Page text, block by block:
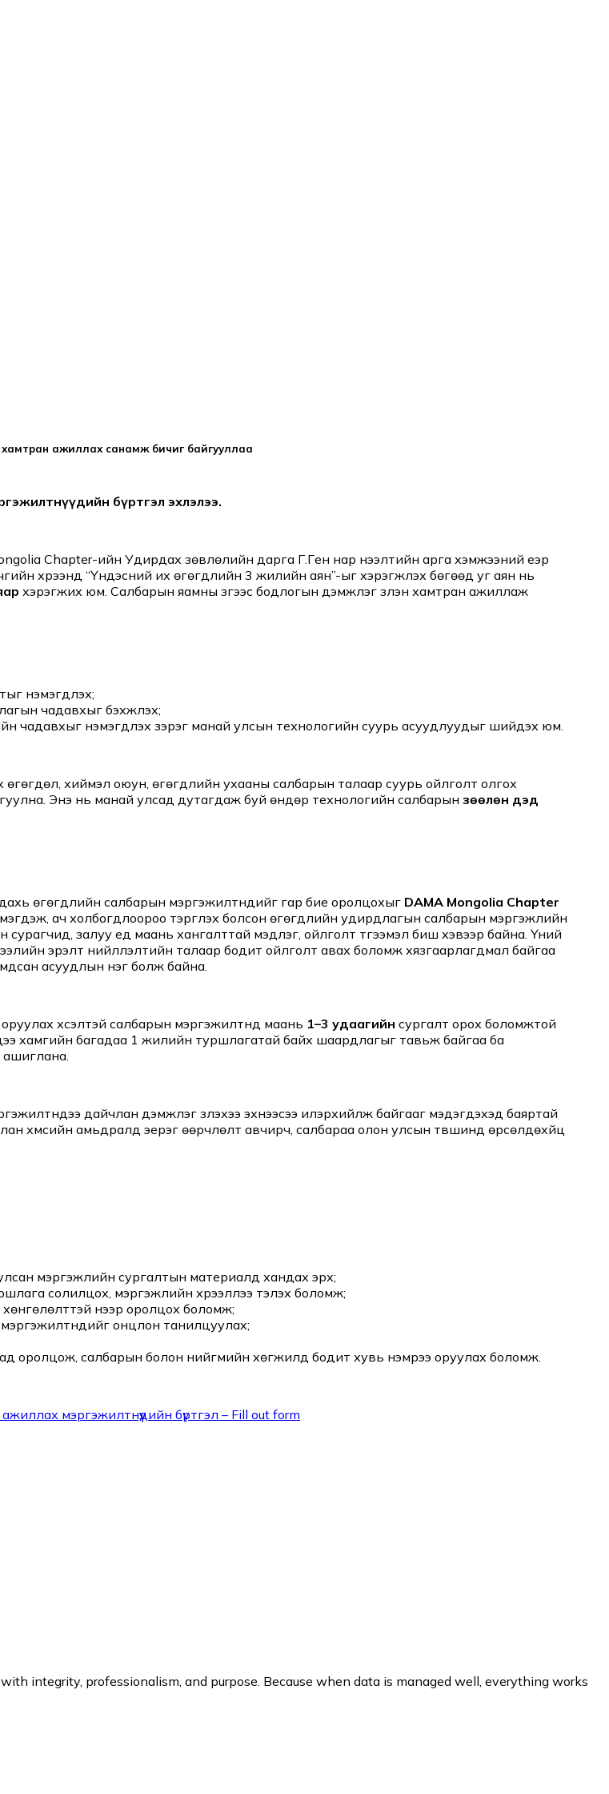
ажиллах санамж бичиг байгууллаа
бүртгэл эхлэлээ.
Chapter-ийн Удирдах зөвлөлийн дарга Г.Гүен нар нээлтийн арга хэмжээний үеэр
хүрээнд “Үндэсний их өгөгдлийн 3 жилийн аян”-ыг хэрэгжүүлэх бөгөөд уг аян нь
хэрэгжих юм. Салбарын яамны зүгээс бодлогын дэмжлэг үзүүлэн хамтран ажиллаж
нэмэгдүүлэх;
чадавхыг бэхжүүлэх;
чадавхыг нэмэгдүүлэх зэрэг манай улсын технологийн суурь асуудлуудыг шийдэх юм.
хиймэл оюун, өгөгдлийн ухааны салбарын талаар суурь ойлголт олгох
Энэ нь манай улсад дутагдаж буй өндөр технологийн салбарын зөөлөн дэд
өгөгдлийн салбарын мэргэжилтнүүдийг гар бие оролцохыг DAMA Mongolia Chapter
ач холбогдлоороо тэргүүлэх болсон өгөгдлийн удирдлагын салбарын мэргэжлийн
залуу үед маань хангалттай мэдлэг, ойлголт түгээмэл биш хэвээр байна. Үүний
эрэлт нийлүүлэлтийн талаар бодит ойлголт авах боломж хязгаарлагдмал байгаа
асуудлын нэг болж байна.
хүсэлтэй салбарын мэргэжилтнүүд маань 1–3 удаагийн сургалт орох боломжтой
хамгийн багадаа 1 жилийн туршлагатай байх шаардлагыг тавьж байгаа ба
ашиглана.
дайчлан дэмжлэг үзүүлэхээ эхнээсээ илэрхийлж байгааг мэдэгдэхэд баяртай
хүмүүсийн амьдралд эерэг өөрчлөлт авчирч, салбараа олон улсын түвшинд өрсөлдөхүйц
мэргэжлийн сургалтын материалд хандах эрх;
солилцох, мэргэжлийн хүрээллээ тэлэх боломж;
үнээр оролцох боломж;
онцлон танилцуулах;
оролцож, салбарын болон нийгмийн хөгжилд бодит хувь нэмрээ оруулах боломж.
мэргэжилтнүүдийн бүртгэл – Fill out form
integrity, professionalism, and purpose. Because when data is managed well, everything works